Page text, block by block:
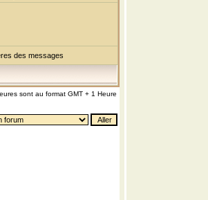
des messages
sont au format GMT + 1 Heure